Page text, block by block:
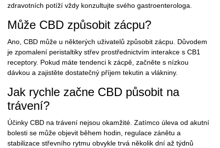
zdravotních potíží vždy konzultujte svého gastroenterologa.
Může CBD způsobit zácpu?
Ano, CBD může u některých uživatelů způsobit zácpu. Důvodem
je zpomalení peristaltiky střev prostřednictvím interakce s CB1
receptory. Pokud máte tendenci k zácpě, začněte s nízkou
dávkou a zajistěte dostatečný příjem tekutin a vlákniny.
Jak rychle začne CBD působit na
trávení?
Účinky CBD na trávení nejsou okamžité. Zatímco úleva od akutní
bolesti se může objevit během hodin, regulace zánětu a
stabilizace střevního rytmu obvykle trvá několik dní až týdnů